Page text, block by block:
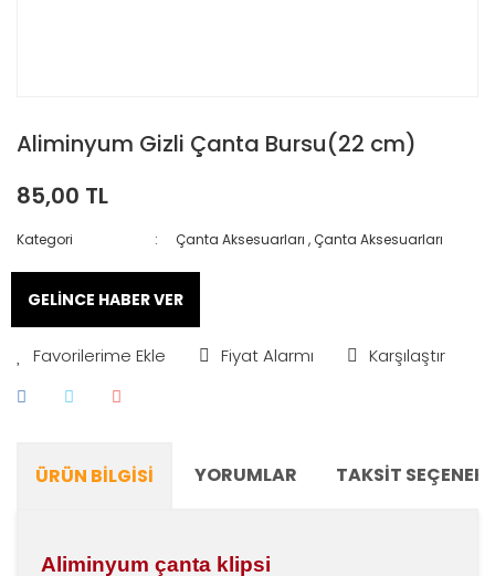
Aliminyum Gizli Çanta Bursu(22 cm)
85,00 TL
Kategori Çanta Aksesuarları ,Çanta Aksesuarları
GELİNCE HABER VER
Fiyat Alarmı Karşılaştır
ÜRÜN BILGISI YORUMLAR TAKSIT
Aliminyum çanta klipsi